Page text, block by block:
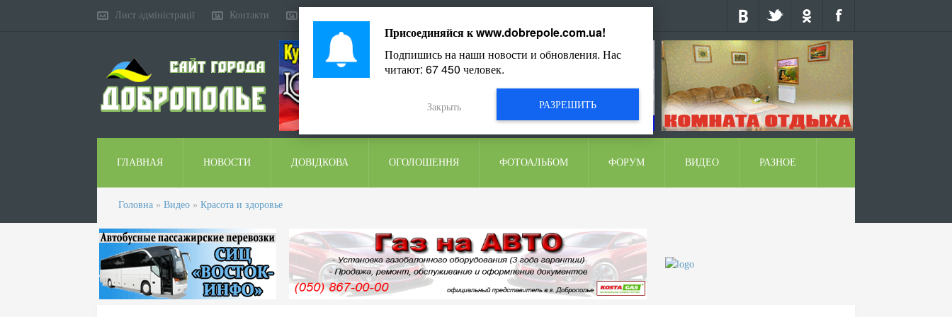
Лист адміністрації Контакти
ГЛАВНАЯ НОВОСТИ ДОВІДКОВА ОГОЛОШЕННЯ ФОТОАЛЬБОМ ФОРУМ ВИДЕО РАЗНОЕ
Головна » Видео » Красота и здоровье
Присоединяйся кwww.dobrepole.com.ua!
Подпишись на наши новости и обновления. Нас
читают: 67 450 человек.
РАЗРЕШИТЬ
Закрыть